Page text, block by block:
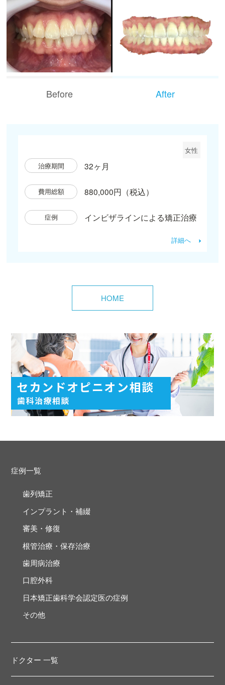
Before After
女性
治療期間
32ヶ月
費用総額 880,000円（税込）
症例 インビザラインによる矯正治療
詳細へ
HOME
症例一覧
歯列矯正
インプラント・補綴
審美・修復
根管治療・保存治療
歯周病治療
口腔外科
日本矯正歯科学会認定医の症例
その他
ドクター 一覧